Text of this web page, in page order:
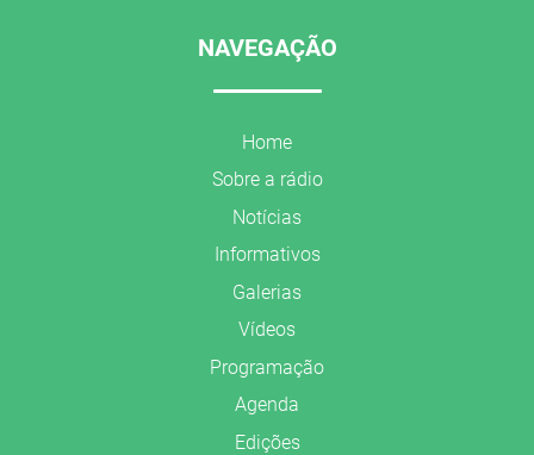
NAVEGAÇÃO
Home
Sobre a rádio
Notícias
Informativos
Galerias
Vídeos
Programação
Agenda
Edições